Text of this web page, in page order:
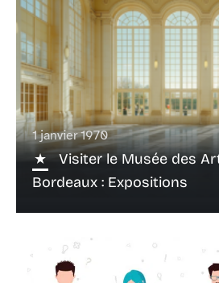
1 janvier 1970
Visiter le Musée des
Bordeaux : Expositions